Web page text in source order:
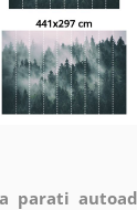
parati